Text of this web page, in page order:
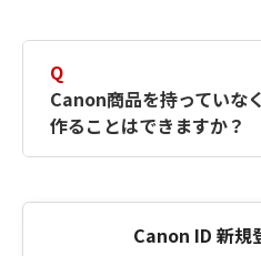
Q
Canon商品を持っていな
作ることはできますか？
Canon ID 新規